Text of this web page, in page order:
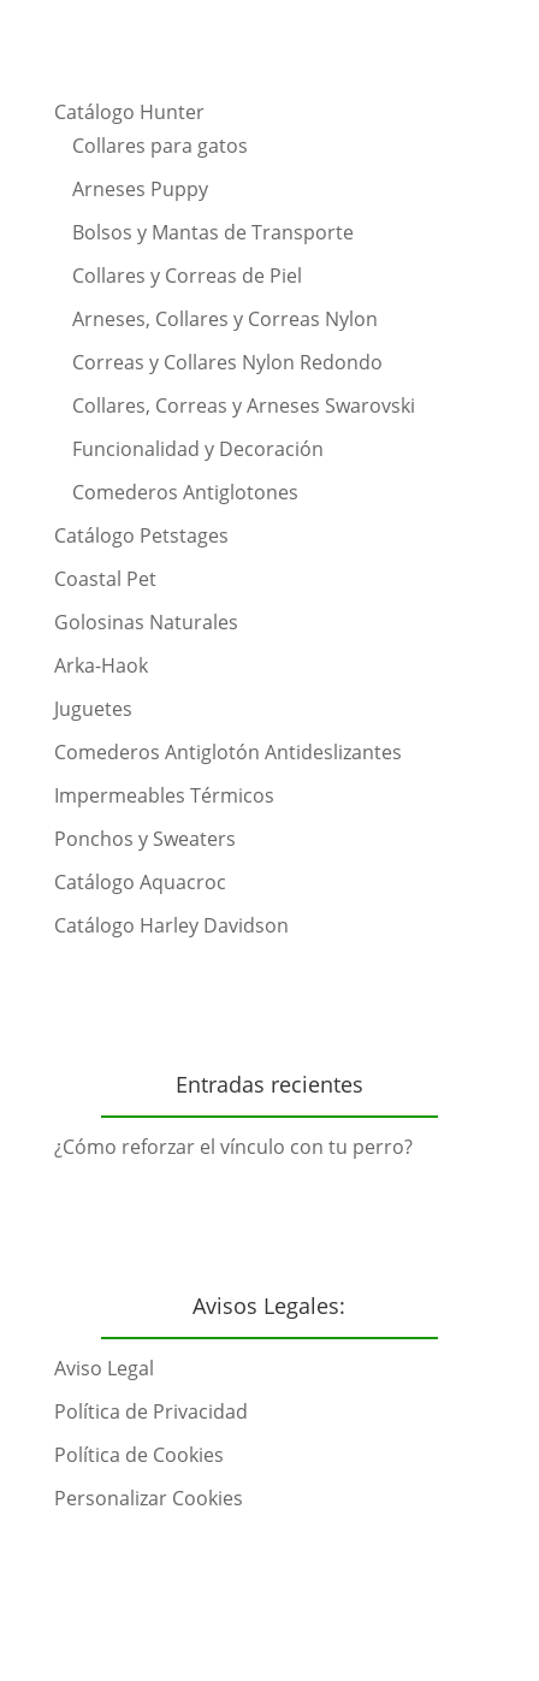
Catálogo Hunter
Collares para gatos
Arneses Puppy
Bolsos y Mantas de Transporte
Collares y Correas de Piel
Arneses, Collares y Correas Nylon
Correas y Collares Nylon Redondo
Collares, Correas y Arneses Swarovski
Funcionalidad y Decoración
Comederos Antiglotones
Catálogo Petstages
Coastal Pet
Golosinas Naturales
Arka-Haok
Juguetes
Comederos Antiglotón Antideslizantes
Impermeables Térmicos
Ponchos y Sweaters
Catálogo Aquacroc
Catálogo Harley Davidson
Entradas recientes
¿Cómo reforzar el vínculo con tu perro?
Avisos Legales:
Aviso Legal
Política de Privacidad
Política de Cookies
Personalizar Cookies